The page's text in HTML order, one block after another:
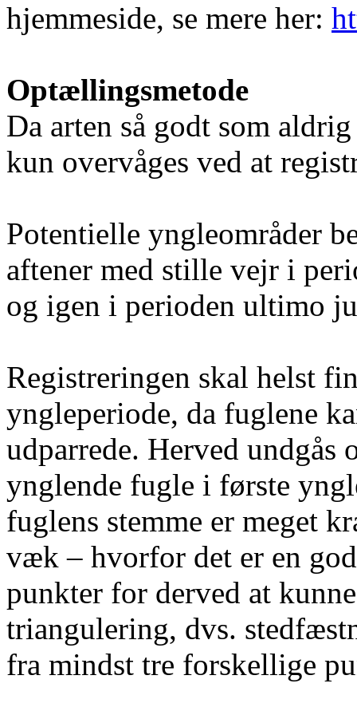
hjemmeside, se mere her:
Optællingsmetode
Da arten så godt som
kun overvåges ved at
Potentielle yngleområder
aftener med stille vejr i
og igen i perioden ultimo
Registreringen skal helst
yngleperiode, da fuglene
udparrede. Herved undgås
ynglende fugle i første
fuglens stemme er meget
væk – hvorfor det er en
punkter for derved at
triangulering, dvs.
fra mindst tre forskellige